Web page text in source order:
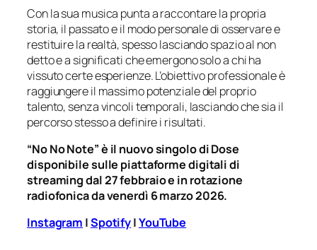
Con la sua musica punta a raccontare la propria
storia, il passato e il modo personale di osservare e
restituire la realtà, spesso lasciando spazio al non
detto e a significati che emergono solo a chi ha
vissuto certe esperienze. L’obiettivo professionale è
raggiungere il massimo potenziale del proprio
talento, senza vincoli temporali, lasciando che sia il
percorso stesso a definire i risultati.
“No No Note” è il nuovo singolo di Dose
disponibile sulle piattaforme digitali di
streaming dal 27 febbraio e in rotazione
radiofonica da venerdì 6 marzo 2026.
Instagram |Spotify|YouTube